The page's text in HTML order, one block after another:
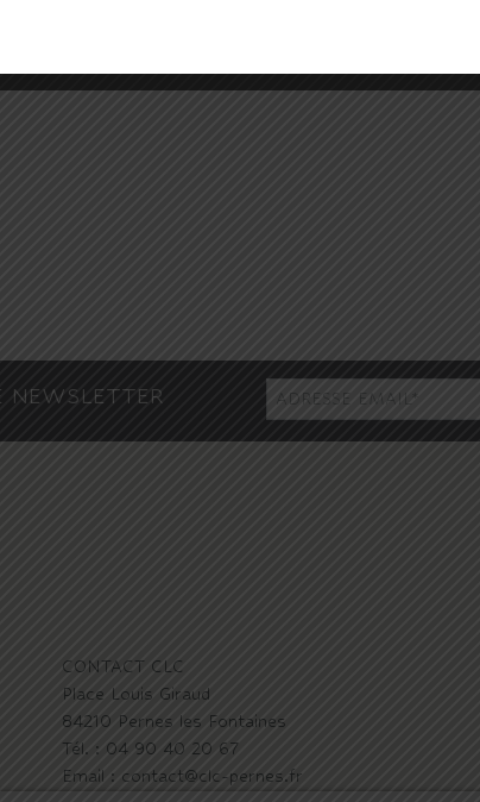
NEWSLETTER
CONTACT CLC
Place Louis Giraud
84210 Pernes les Fontaines
Tél. : 04 90 40 20 67
Email : contact@clc-pernes.fr